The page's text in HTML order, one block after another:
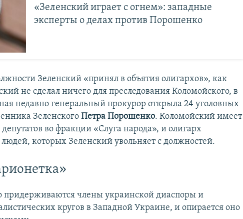
«Зеленский играет с огнем»: западные
эксперты о делах против Порошенко
Зеленский «принял в объятия олигархов», как
не сделал ничего для преследования Коломойского, в
недавно генеральный прокурор открыла 24 уголовных
ЗеленскогоПетра Порошенко. Коломойский имеет
во фракции «Слуга народа», и олигарх
которых Зеленский увольняет с должностей.
придерживаются члены украинской диаспоры и
кругов в Западной Украине, и опирается оно